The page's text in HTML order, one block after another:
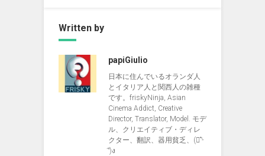
Written by
papiGiulio
日本に住んでいるオランダ人
とイタリア人と関西人の雑種
です。friskyNinja, Asian
Cinema Addict, Creative
Director, Translator, Model. モデ
ル、クリエイティブ・ディレ
クター、翻訳、器用貧乏、(ง︡'-
'︠)ง